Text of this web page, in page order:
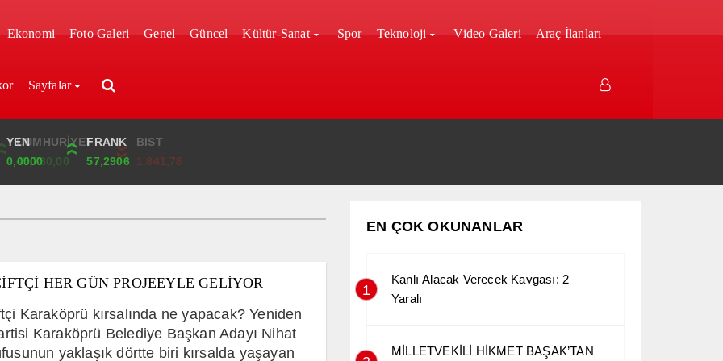
Ekonomi Foto Galeri Genel Güncel Kültür-Sanat Spor Teknoloji Video Galeri Araç İlanları
Sayfalar
YEN
0,0000
FRANK
57,2906
CUMHURİYET
45,730,00
BIST
1.841,78
HER GÜN PROJEEYLE GELİYOR
Karaköprü kırsalında ne yapacak? Yeniden
Karaköprü Belediye Başkan Adayı Nihat
yaklaşık dörtte biri kırsalda yaşayan
EN ÇOK OKUNANLAR
1
Kanlı Alacak Verecek Kavgası: 2
Yaralı
MİLLETVEKİLİ HİKMET BAŞAK’TAN